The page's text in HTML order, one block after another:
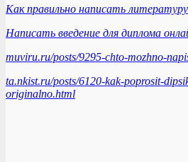
Как правильно написать
Написать введение для диплома
muviru.ru/posts/9295-chto-mozhno-
ta.nkist.ru/posts/6120-kak-poprosit-
originalno.html